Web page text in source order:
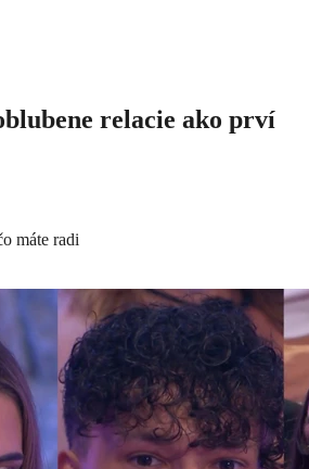
relacie ako prví
máte radi